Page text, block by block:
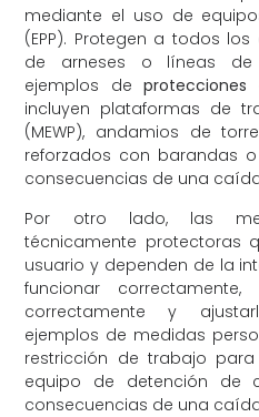
mediante el uso de
(EPP). Protegen a todos
de arneses o líneas de
ejemplos deprotecciones
incluyen plataformas de
(MEWP), andamios de
reforzados con barandas
consecuencias de una
Por otro lado, las
técnicamente protectoras
usuario y dependen de la
funcionar
correctamente y
ejemplos de medidas
restricción de trabajo
equipo de detención de
consecuencias de una